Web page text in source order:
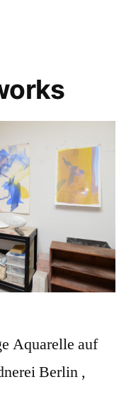
Aquarelle auf
Berlin ,